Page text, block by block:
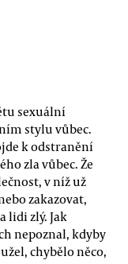
sexuální
stylu vůbec.
k odstranění
zla vůbec. Že
v níž už
zakazovat,
lidi zlý. Jak
nepoznal, kdyby
chybělo něco,